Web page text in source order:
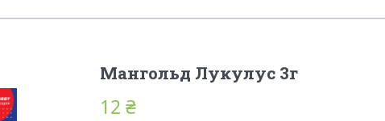
Мангольд Лукулус 3г
12 ₴